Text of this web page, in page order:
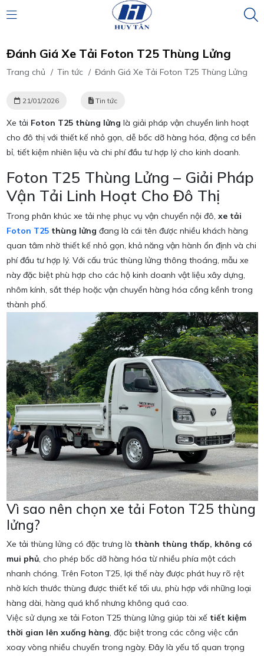
Đánh Giá Xe Tải Foton T25 Thùng Lửng
Trang chủ / Tin tức / Đánh Giá Xe Tải Foton T25 Thùng Lửng
21/01/2026 Tin tức
Xe tải Foton T25 thùng lửng là giải pháp vận chuyển linh hoạt
cho đô thị với thiết kế nhỏ gọn, dễ bốc dỡ hàng hóa, động cơ bền
bỉ, tiết kiệm nhiên liệu và chi phí đầu tư hợp lý cho kinh doanh.
Foton T25 Thùng Lửng – Giải Pháp
Vận Tải Linh Hoạt Cho Đô Thị
Trong phân khúc xe tải nhẹ phục vụ vận chuyển nội đô, xe tải
Foton T25thùng lửng đang là cái tên được nhiều khách hàng
quan tâm nhờ thiết kế nhỏ gọn, khả năng vận hành ổn định và chi
phí đầu tư hợp lý. Với cấu trúc thùng lửng thông thoáng, mẫu xe
này đặc biệt phù hợp cho các hộ kinh doanh vật liệu xây dựng,
nhôm kính, sắt thép hoặc vận chuyển hàng hóa cồng kềnh trong
thành phố.
Vì sao nên chọn xe tải Foton T25 thùng
lửng?
Xe tải thùng lửng có đặc trưng là thành thùng thấp, không có
mui phủ, cho phép bốc dỡ hàng hóa từ nhiều phía một cách
nhanh chóng. Trên Foton T25, lợi thế này được phát huy rõ rệt
nhờ kích thước thùng được thiết kế tối ưu, phù hợp với những loại
hàng dài, hàng quá khổ nhưng không quá cao.
Việc sử dụng xe tải Foton T25 thùng lửng giúp tài xế tiết kiệm
thời gian lên xuống hàng, đặc biệt trong các công việc cần
xoay vòng nhiều chuyến trong ngày. Đây là yếu tố quan trọng